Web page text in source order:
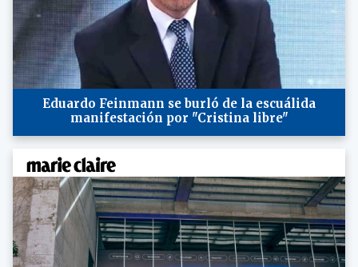
Eduardo Feinmann se burló de la escuálida
manifestación por "Cristina libre"